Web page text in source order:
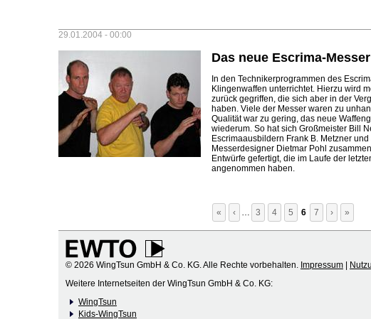
29.01.2004 - 00:00
Das neue Escrima-Messer
In den Technikerprogrammen des
Klingenwaffen unterrichtet. Hierzu wird
zurück gegriffen, die sich aber in der
haben. Viele der Messer waren zu
Qualität war zu gering, das neue
wiederum. So hat sich Großmeister Bill
Escrimaausbildern Frank B. Metzner
Messerdesigner Dietmar Pohl
Entwürfe gefertigt, die im Laufe der
angenommen haben.
« ‹ … 3 4 5 6 7 › »
© 2026 WingTsun GmbH & Co. KG. Alle Rechte vorbehalten. Impressum |
Weitere Internetseiten der WingTsun GmbH & Co. KG:
WingTsun
Kids-WingTsun